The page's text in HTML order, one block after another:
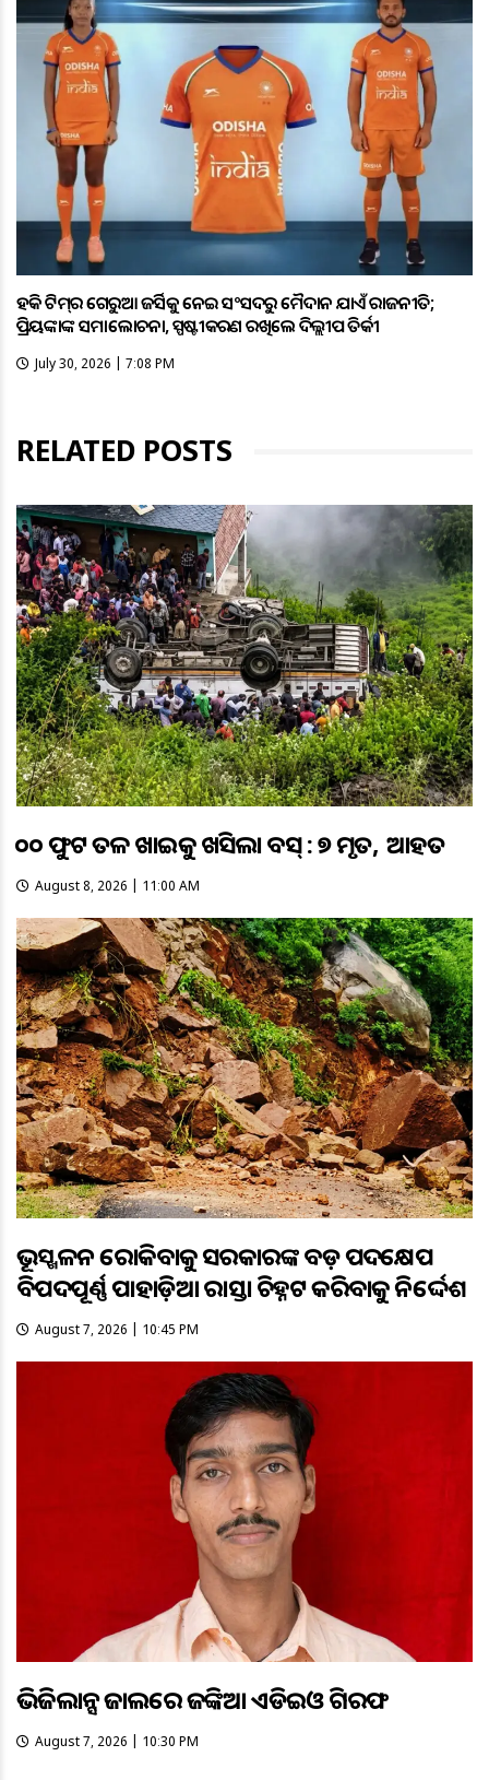
ହକି ଟିମ୍‌ର ଗେରୁଆ ଜର୍ସିକୁ ନେଇ ସଂସଦରୁ ମୈଦାନ ଯାଏଁ ରାଜନୀତି;
ପ୍ରିୟଙ୍କାଙ୍କ ସମାଲୋଚନା, ସ୍ପଷ୍ଟୀକରଣ ରଖିଲେ ଦିଲ୍ଲୀପ ତିର୍କୀ
July 30, 2026 | 7:08 PM
RELATED POSTS
୧୦୦ ଫୁଟ ତଳ ଖାଇକୁ ଖସିଲା ବସ୍ : ୭ ମୃତ, ୧୧ ଆହତ
August 8, 2026 | 11:00 AM
ଭୂସ୍ଖଳନ ରୋକିବାକୁ ସରକାରଙ୍କ ବଡ଼ ପଦକ୍ଷେପ
ବିପଦପୂର୍ଣ୍ଣ ପାହାଡ଼ିଆ ରାସ୍ତା ଚିହ୍ନଟ କରିବାକୁ ନିର୍ଦ୍ଦେଶ
August 7, 2026 | 10:45 PM
ଭିଜିଲାନ୍ସ ଜାଲରେ ଜଙ୍କିଆ ଏଡିଇଓ ଗିରଫ
August 7, 2026 | 10:30 PM